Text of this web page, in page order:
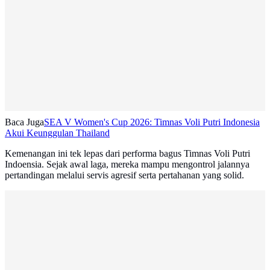
Baca JugaSEA V Women's Cup 2026: Timnas Voli Putri Indonesia
Akui Keunggulan Thailand
Kemenangan ini tek lepas dari performa bagus Timnas Voli Putri
Indoensia. Sejak awal laga, mereka mampu mengontrol jalannya
pertandingan melalui servis agresif serta pertahanan yang solid.